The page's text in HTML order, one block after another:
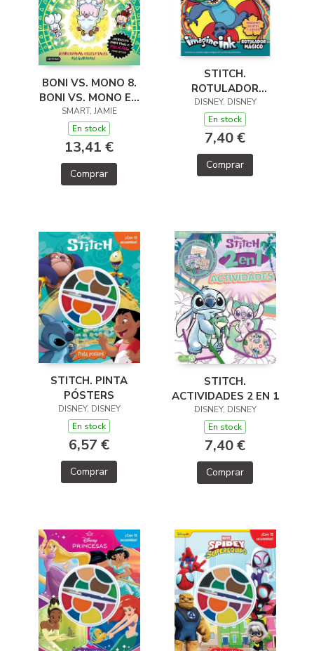
BONI VS. MONO 8.
BONI VS. MONO EN
PUERCO Y ALMA
SMART, JAMIE
En stock
13,41 €
Comprar
STITCH.
ROTULADOR
MÁGICO
DISNEY, DISNEY
En stock
7,40 €
Comprar
STITCH. PINTA
PÓSTERS
DISNEY, DISNEY
En stock
6,57 €
Comprar
STITCH.
ACTIVIDADES 2 EN 1
DISNEY, DISNEY
En stock
7,40 €
Comprar